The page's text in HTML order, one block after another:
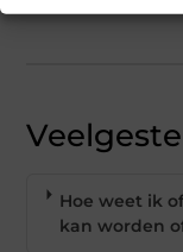
Hoe weet ik
kan worden